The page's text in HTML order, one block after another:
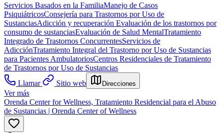
Servicios Basados en la FamiliaManejo de Casos
PsiquiátricosConsejería para Trastornos por Uso de
SustanciasAdicción y recuperación Evaluación de los trastornos por
consumo de sustanciasEvaluación de Salud MentalTratamiento
Integrado de Trastornos ConcurrentesServicios de
AdicciónTratamiento Integral del Trastorno por Uso de Sustancias
para Pacientes AmbulatoriosCentros Residenciales de Tratamiento
de Trastornos por Uso de Sustancias
Llamar
Sitio web Direcciones
Ver más
Orenda Center for Wellness, Tratamiento Residencial para el Abuso
de Sustancias | Orenda Center of Wellness